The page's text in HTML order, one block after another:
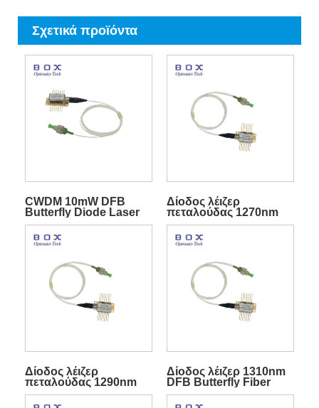
Σχετικά προϊόντα
CWDM 10mW DFB
Butterfly Diode Laser
With TEC Για
Τηλεπικοινωνίες
Δίοδος λέιζερ
πεταλούδας 1270nm
DFB 10mW
Δίοδος λέιζερ
πεταλούδας 1290nm
DFB 10mW
Δίοδος λέιζερ 1310nm
DFB Butterfly Fiber
Coupled